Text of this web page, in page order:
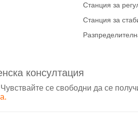
Станция за
Станция за
консултация
се свободни да се